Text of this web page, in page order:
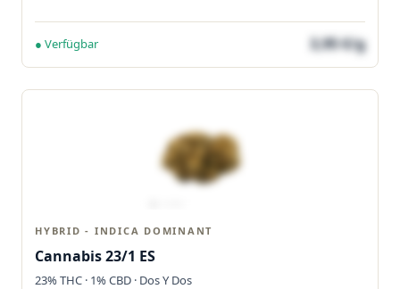
● Verfügbar 3,95 €/g
HYBRID - INDICA DOMINANT
Cannabis 23/1 ES
23% THC · 1% CBD · Dos Y Dos